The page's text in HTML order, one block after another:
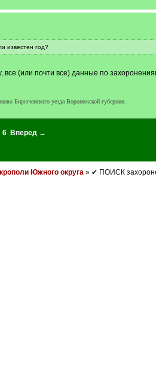
известен год?
(или почти все) данные по
Бирюченского уезда Воронежской губернии.
6
Вперед →
Южного округа» ✔ ПОИСК